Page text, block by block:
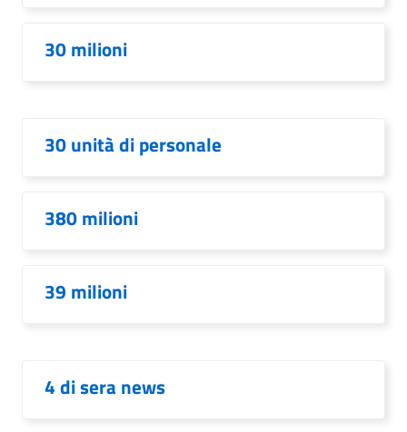
30 milioni
30 unità di personale
380 milioni
39 milioni
4 di sera news